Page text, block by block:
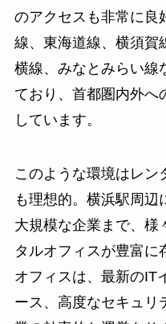
のアクセスも非常に良
線、東海道線、横須賀
横線、みなとみらい線
ており、首都圏内外へ
しています。
このような環境はレン
も理想的。横浜駅周辺
大規模な企業まで、様
タルオフィスが豊富に
オフィスは、最新のIT
ース、高度なセキュリ